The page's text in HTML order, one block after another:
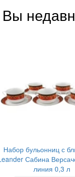
Вы
Набор бульонниц с
Сабина
линия 0,3 л